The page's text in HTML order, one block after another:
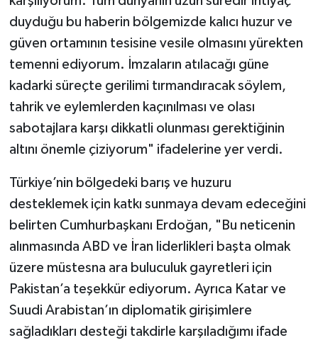
duyduğu bu haberin bölgemizde kalıcı huzur ve
güven ortamının tesisine vesile olmasını yürekten
temenni ediyorum. İmzaların atılacağı güne
kadarki süreçte gerilimi tırmandıracak söylem,
tahrik ve eylemlerden kaçınılması ve olası
sabotajlara karşı dikkatli olunması gerektiğinin
altını önemle çiziyorum" ifadelerine yer verdi.
Türkiye’nin bölgedeki barış ve huzuru
desteklemek için katkı sunmaya devam edeceğini
belirten Cumhurbaşkanı Erdoğan, "Bu neticenin
alınmasında ABD ve İran liderlikleri başta olmak
üzere müstesna ara buluculuk gayretleri için
Pakistan’a teşekkür ediyorum. Ayrıca Katar ve
Suudi Arabistan’ın diplomatik girişimlere
sağladıkları desteği takdirle karşıladığımı ifade